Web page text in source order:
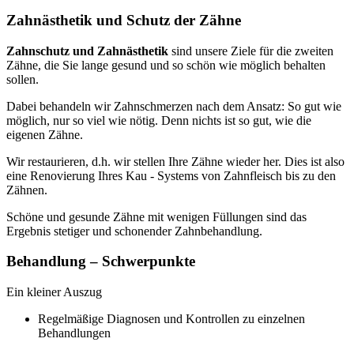
Zahnästhetik und Schutz der Zähne
Zahnschutz und Zahnästhetik sind unsere Ziele für die zweiten
Zähne, die Sie lange gesund und so schön wie möglich behalten
sollen.
Dabei behandeln wir Zahnschmerzen nach dem Ansatz: So gut wie
möglich, nur so viel wie nötig. Denn nichts ist so gut, wie die
eigenen Zähne.
Wir restaurieren, d.h. wir stellen Ihre Zähne wieder her. Dies ist also
eine Renovierung Ihres Kau - Systems von Zahnfleisch bis zu den
Zähnen.
Schöne und gesunde Zähne mit wenigen Füllungen sind das
Ergebnis stetiger und schonender Zahnbehandlung.
Behandlung – Schwerpunkte
Ein kleiner Auszug
Regelmäßige Diagnosen und Kontrollen zu einzelnen
Behandlungen